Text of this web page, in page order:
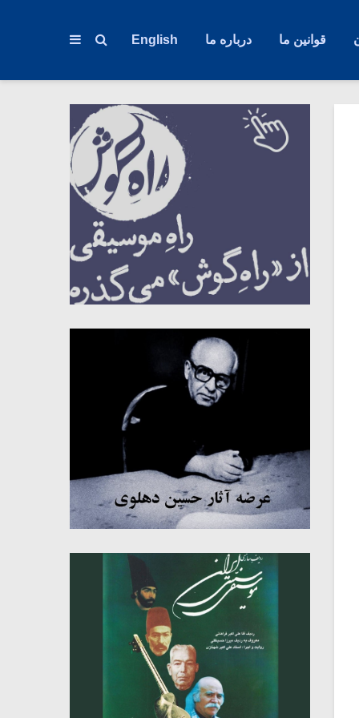
قوانین ما درباره ما English
میکلوش روژا